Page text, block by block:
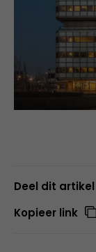
Deel dit artikel
Kopieer link